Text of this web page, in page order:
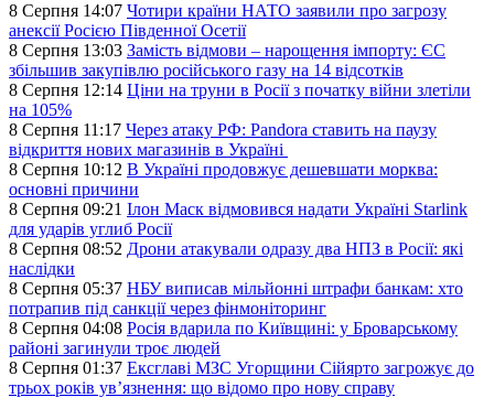
8 Серпня 14:07 Чотири країни НАТО заявили про загрозу
анексії Росією Південної Осетії
8 Серпня 13:03 Замість відмови – нарощення імпорту: ЄС
збільшив закупівлю російського газу на 14 відсотків
8 Серпня 12:14 Ціни на труни в Росії з початку війни злетіли
на 105%
8 Серпня 11:17 Через атаку РФ: Pandora ставить на паузу
відкриття нових магазинів в Україні
8 Серпня 10:12 В Україні продовжує дешевшати морква:
основні причини
8 Серпня 09:21 Ілон Маск відмовився надати Україні Starlink
для ударів углиб Росії
8 Серпня 08:52 Дрони атакували одразу два НПЗ в Росії: які
наслідки
8 Серпня 05:37 НБУ виписав мільйонні штрафи банкам: хто
потрапив під санкції через фінмоніторинг
8 Серпня 04:08 Росія вдарила по Київщині: у Броварському
районі загинули троє людей
8 Серпня 01:37 Ексглаві МЗС Угорщини Сійярто загрожує до
трьох років ув’язнення: що відомо про нову справу